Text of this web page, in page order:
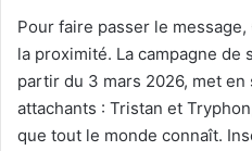
Pour faire passer le
la proximité. La campagne
partir du 3 mars 2026, met
attachants : Tristan et
que tout le monde connaît.